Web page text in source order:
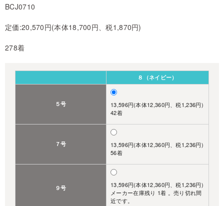
BCJ0710
定価:20,570円(本体18,700円、税1,870円)
278着
８（ネイビー）
５号
13,596円(本体12,360円、税1,236円)
42着
７号
13,596円(本体12,360円、税1,236円)
56着
９号
13,596円(本体12,360円、税1,236円)
メーカー在庫残り 1着 。売り切れ間
近です。